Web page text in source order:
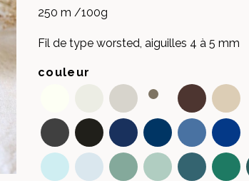
250 m /100g
Fil de type worsted, aiguilles 4 à 5 mm
couleur